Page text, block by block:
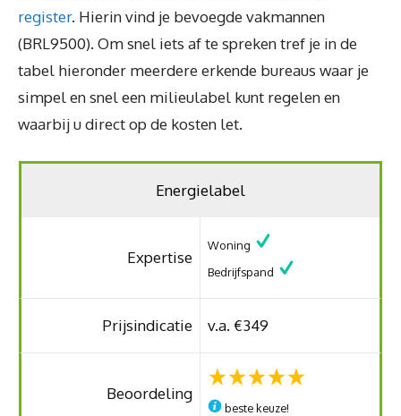
register. Hierin vind je bevoegde vakmannen
(BRL9500). Om snel iets af te spreken tref je in de
tabel hieronder meerdere erkende bureaus waar je
simpel en snel een milieulabel kunt regelen en
waarbij u direct op de kosten let.
Energielabel
Expertise
Woning
Bedrijfspand
Prijsindicatie v.a. €349
Beoordeling
beste keuze!